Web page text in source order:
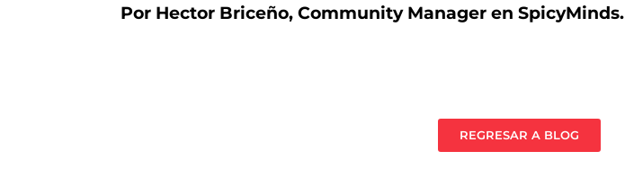
Por Hector Briceño, Community Manager en SpicyMinds.
REGRESAR A BLOG